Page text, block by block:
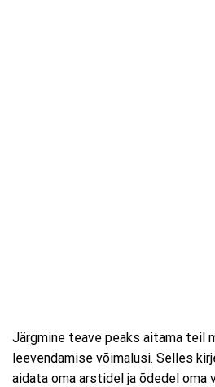
Järgmine teave peaks aitama teil
leevendamise võimalusi. Selles
aidata oma arstidel ja õdedel oma